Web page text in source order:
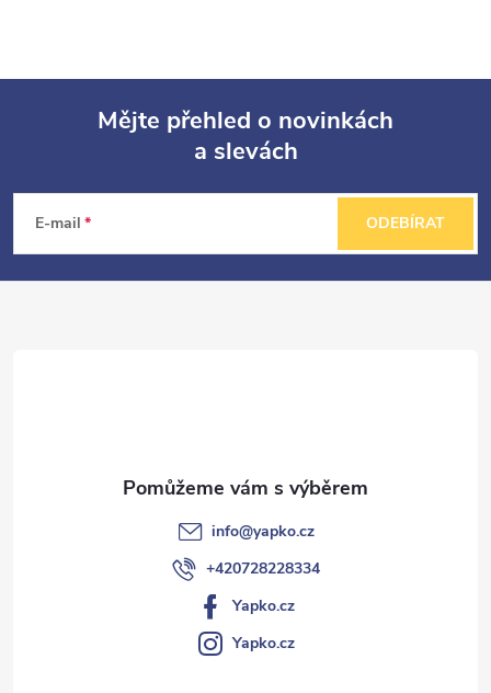
p
Mějte přehled o novinkách
a slevách
E-mail ODEBÍRAT
info@yapko.cz
+420728228334
Yapko.cz
Yapko.cz